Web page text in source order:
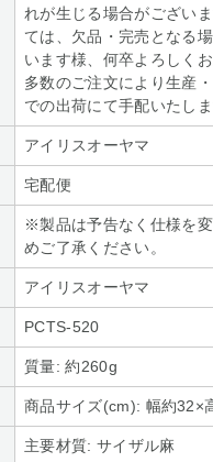
れが生じる場合がござい
ては、欠品・完売となる
います様、何卒よろしく
多数のご注文により生産
での出荷にて手配いたしま
アイリスオーヤマ
宅配便
※製品は予告なく仕様を
めご了承ください。
アイリスオーヤマ
PCTS-520
質量: 約260g
商品サイズ(cm): 幅約
主要材質: サイザル麻